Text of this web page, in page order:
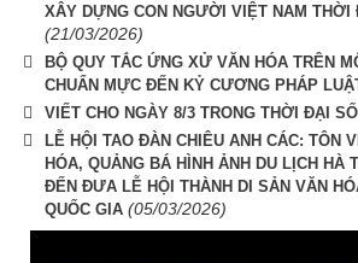
XÂY DỰNG CON NGƯỜI VIỆT NAM THỜI
(21/03/2026)
BỘ QUY TẮC ỨNG XỬ VĂN HÓA TRÊN
CHUẨN MỰC ĐẾN KỶ CƯƠNG PHÁP
VIẾT CHO NGÀY 8/3 TRONG THỜI ĐẠI SỐ
LỄ HỘI TAO ĐÀN CHIÊU ANH CÁC: TÔN
HÓA, QUẢNG BÁ HÌNH ẢNH DU LỊCH HÀ
ĐẾN ĐƯA LỄ HỘI THÀNH DI SẢN VĂN
QUỐC GIA (05/03/2026)